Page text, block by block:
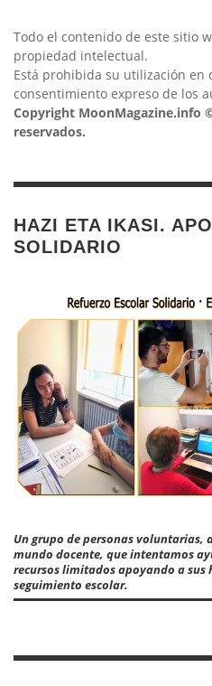
Todo el contenido de este sitio
propiedad intelectual.
Está prohibida su utilización en
consentimiento expreso de los
Copyright MoonMagazine.info
reservados.
HAZI ETA IKASI.
SOLIDARIO
Un grupo de personas voluntarias,
mundo docente, que intentamos
recursos limitados apoyando a sus
seguimiento escolar.